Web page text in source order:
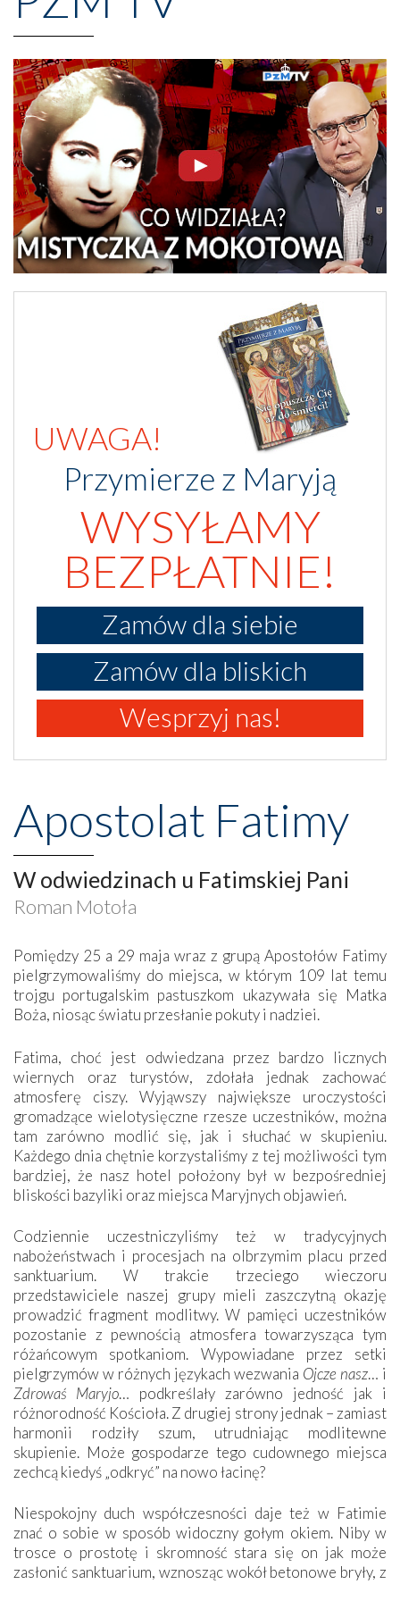
UWAGA!
Przymierze z Maryją
WYSYŁAMY
BEZPŁATNIE!
Zamów dla siebie
Zamów dla bliskich
Wesprzyj nas!
Apostolat Fatimy
W odwiedzinach u Fatimskiej Pani
Roman Motoła
Pomiędzy 25 a 29 maja wraz z grupą Apostołów Fatimy
pielgrzymowaliśmy do miejsca, w którym 109 lat temu
trojgu portugalskim pastuszkom ukazywała się Matka
Boża, niosąc światu przesłanie pokuty i nadziei.
Fatima, choć jest odwiedzana przez bardzo licznych
wiernych oraz turystów, zdołała jednak zachować
atmosferę ciszy. Wyjąwszy największe uroczystości
gromadzące wielotysięczne rzesze uczestników, można
tam zarówno modlić się, jak i słuchać w skupieniu.
Każdego dnia chętnie korzystaliśmy z tej możliwości tym
bardziej, że nasz hotel położony był w bezpośredniej
bliskości bazyliki oraz miejsca Maryjnych objawień.
Codziennie uczestniczyliśmy też w tradycyjnych
nabożeństwach i procesjach na olbrzymim placu przed
sanktuarium. W trakcie trzeciego wieczoru
przedstawiciele naszej grupy mieli zaszczytną okazję
prowadzić fragment modlitwy. W pamięci uczestników
pozostanie z pewnością atmosfera towarzysząca tym
różańcowym spotkaniom. Wypowiadane przez setki
pielgrzymów w różnych językach wezwania Ojcze nasz… i
Zdrowaś Maryjo… podkreślały zarówno jedność jak i
różnorodność Kościoła. Z drugiej strony jednak – zamiast
harmonii rodziły szum, utrudniając modlitewne
skupienie. Może gospodarze tego cudownego miejsca
zechcą kiedyś „odkryć” na nowo łacinę?
Niespokojny duch współczesności daje też w Fatimie
znać o sobie w sposób widoczny gołym okiem. Niby w
trosce o prostotę i skromność stara się on jak może
zasłonić sanktuarium, wznosząc wokół betonowe bryły, z